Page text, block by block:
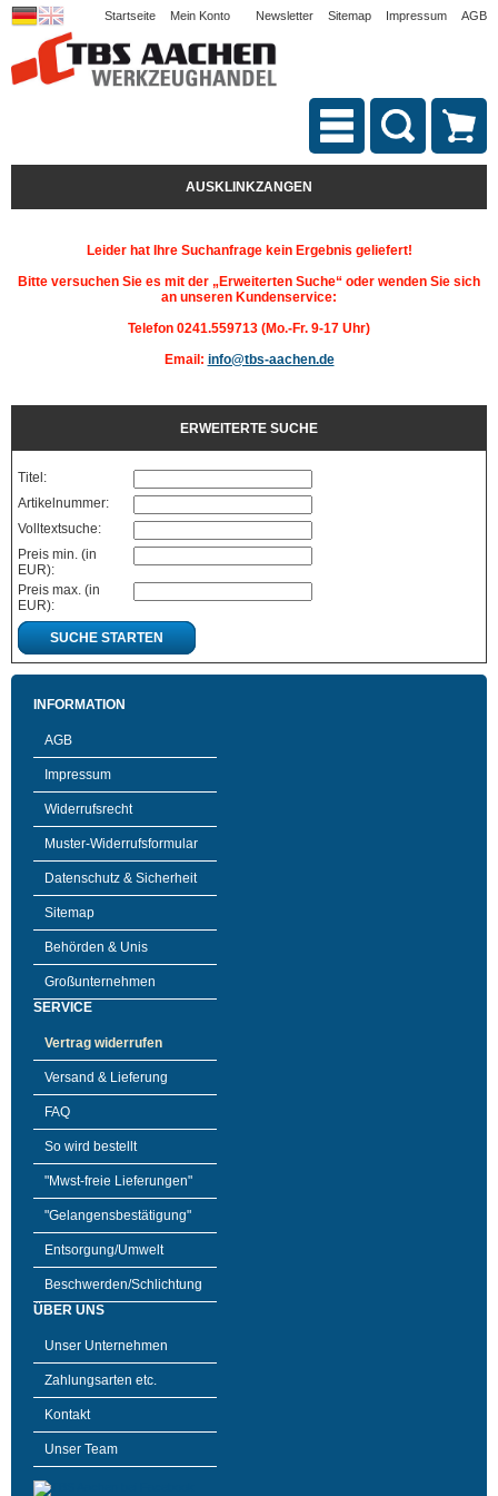
Startseite Mein Konto Newsletter Sitemap Impressum AGB
AUSKLINKZANGEN
Leider hat Ihre Suchanfrage kein Ergebnis geliefert!
Bitte versuchen Sie es mit der „Erweiterten Suche“ oder wenden Sie sich
an unseren Kundenservice:
Telefon 0241.559713 (Mo.-Fr. 9-17 Uhr)
Email: info@tbs-aachen.de
ERWEITERTE SUCHE
Titel:
Artikelnummer:
Volltextsuche:
Preis min. (in
EUR):
Preis max. (in
EUR):
SUCHE STARTEN
INFORMATION
AGB
Impressum
Widerrufsrecht
Muster-Widerrufsformular
Datenschutz & Sicherheit
Sitemap
Behörden & Unis
Großunternehmen
SERVICE
Vertrag widerrufen
Versand & Lieferung
FAQ
So wird bestellt
"Mwst-freie Lieferungen"
"Gelangensbestätigung"
Entsorgung/Umwelt
Beschwerden/Schlichtung
ÜBER UNS
Unser Unternehmen
Zahlungsarten etc.
Kontakt
Unser Team